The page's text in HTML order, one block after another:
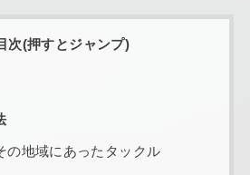
次(押すとジャンプ)
地域にあったタックル